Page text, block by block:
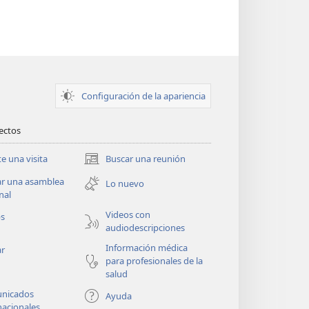
Configuración de la apariencia
una visita Buscar una reunión
(abre
una
nueva
una asamblea
Lo nuevo
Videos con
audiodescripciones
Información médica
para profesionales de la
salud
Ayuda